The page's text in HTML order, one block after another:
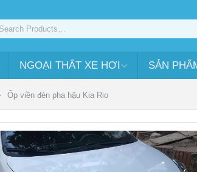
NGOẠI THẤT XE HƠI SẢN
Ốp viền đèn pha hậu Kia Rio